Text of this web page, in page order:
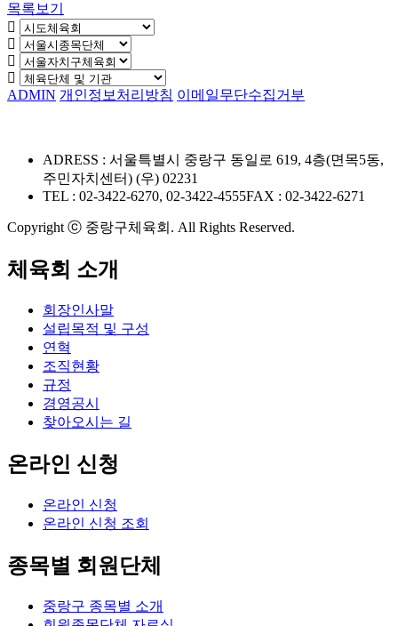
목록보기
ADMIN 개인정보처리방침 이메일무단수집거부
ADRESS : 서울특별시 중랑구 동일로 619, 4층(면목5동,
주민자치센터) (우) 02231
TEL : 02-3422-6270, 02-3422-4555FAX : 02-3422-6271
Copyright ⓒ 중랑구체육회. All Rights Reserved.
체육회 소개
회장인사말
설립목적 및 구성
연혁
조직현황
규정
경영공시
찾아오시는 길
온라인 신청
온라인 신청
온라인 신청 조회
종목별 회원단체
중랑구 종목별 소개